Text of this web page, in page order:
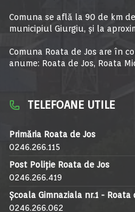
Comuna se află la 90 de km
municipiul Giurgiu, şi la
Comuna Roata de Jos are în
anume: Roata de Jos, Roata
TELEFOANE UTILE
Primăria Roata de Jos
0246.266.115
Post Poliție Roata de Jos
0246.266.419
Școala Gimnaziala nr.1 - Roata
0246.266.062